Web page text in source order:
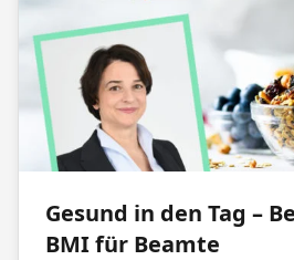
Gesund in den Tag –
BMI für Beamte